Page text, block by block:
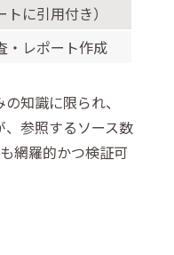
に引用付き）
・レポート作成
知識に限られ、
参照するソース数
網羅的かつ検証可